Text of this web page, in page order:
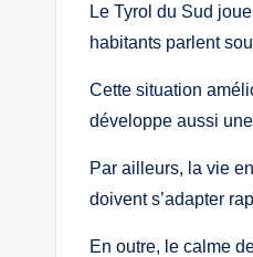
Le Tyrol du Sud
habitants parlent
Cette situation
développe aussi
Par ailleurs, la vie
doivent s’adapter
En outre, le calme